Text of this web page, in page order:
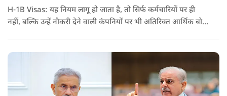
H-1B Visas: यह नियम लागू हो जाता है, तो सिर्फ कर्मचारियों पर ही
नहीं, बल्कि उन्हें नौकरी देने वाली कंपनियों पर भी अतिरिक्त आर्थिक बोझ
वीजा का समय-समय पर नवीनीकरण कराते हैं.